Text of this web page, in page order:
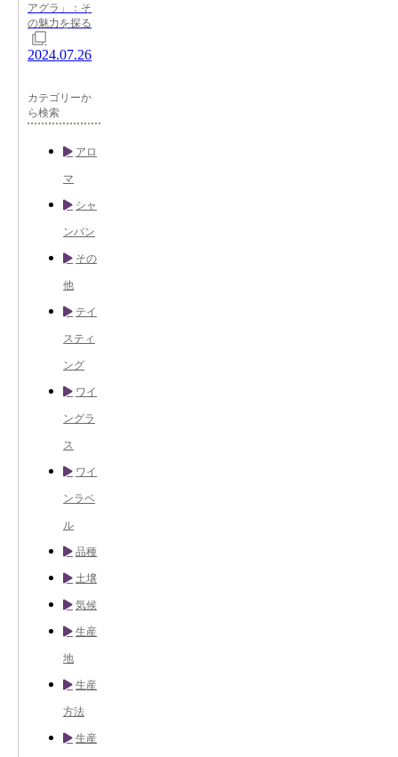
アグラ」：そ
の魅力を探る
2024.07.26
カテゴリーか
ら検索
アロ
マ
シャ
ンパン
その
他
テイ
スティ
ング
ワイ
ングラ
ス
ワイ
ンラベ
ル
品種
土壌
気候
生産
地
生産
方法
生産